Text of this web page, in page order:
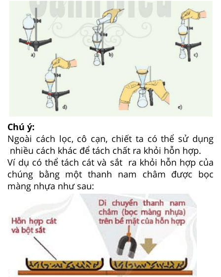
Chú ý:
Ngoài cách lọc, cô cạn, chiết ta có thể sử dụng
nhiều cách khác để tách chất ra khỏi hỗn hợp.
Ví dụ có thể tách cát và sắt ra khỏi hỗn hợp của
chúng bằng một thanh nam châm được bọc
màng nhựa như sau: